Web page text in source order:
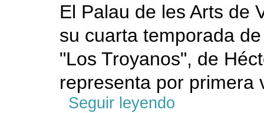
El Palau de les Arts de
su cuarta temporada
"Los Troyanos", de
representa por primera
Seguir leyendo